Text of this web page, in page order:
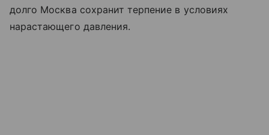
долго Москва сохранит терпение в условиях
нарастающего давления.